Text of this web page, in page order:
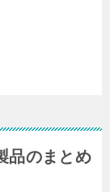
品のまとめ